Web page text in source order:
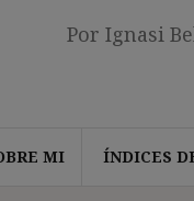
Por Ignasi
MI ÍNDICES